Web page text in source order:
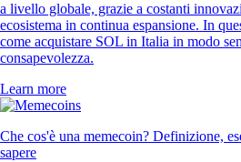
a livello globale, grazie a costanti
ecosistema in continua espansione. In
come acquistare SOL in Italia in modo
consapevolezza.
Learn more
Che cos'è una memecoin? Definizione,
sapere